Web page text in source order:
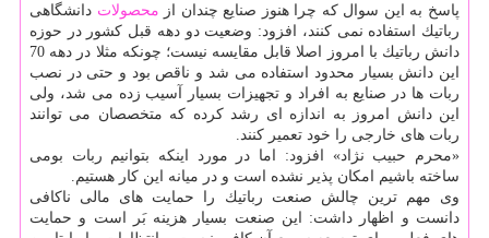
پاسخ به این سوال كه چرا هنوز صنایع چندان از محصولات دانشگاهی
رباتیك استفاده نمی كنند، افزود: وضعیت دو دهه قبل كشور در حوزه
دانش رباتیك با امروز اصلا قابل مقایسه نیست؛ چونكه مثلا در دهه 70
این دانش بسیار محدود استفاده می شد و ناقص بود و حتی در نصب
ربات ها در صنایع به افراد و تجهیزات بسیار آسیب زده می شد، ولی
این دانش امروز به اندازه ای رشد كرده كه متخصصان می توانند
ربات های خارجی را خود تعمیر كنند.
«محرم حبیب نژاد» افزود: اما در مورد اینكه بتوانیم ربات بومی
ساخته باشیم امكان پذیر نشده است و در میانه این كار هستیم.
وی مهم ترین چالش صنعت رباتیك را حمایت های مالی ناكافی
دانست و اظهار داشت: این صنعت بسیار هزینه بَر است و حمایت